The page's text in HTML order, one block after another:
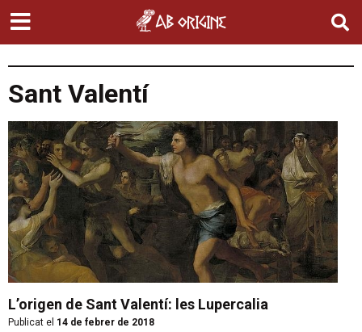
Sant Valentí
L’origen de Sant Valentí: les Lupercalia
Publicat el 14 de febrer de 2018